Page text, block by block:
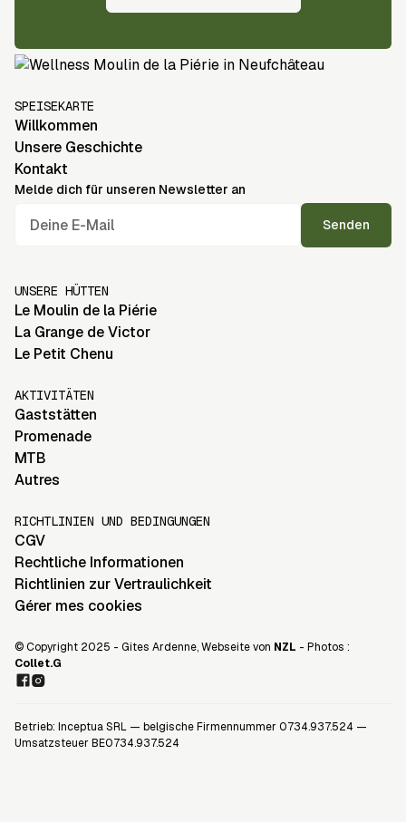
SPEISEKARTE
Willkommen
Unsere Geschichte
Kontakt
Melde dich für unseren Newsletter an
UNSERE HÜTTEN
Le Moulin de la Piérie
La Grange de Victor
Le Petit Chenu
AKTIVITÄTEN
Gaststätten
Promenade
MTB
Autres
RICHTLINIEN UND BEDINGUNGEN
CGV
Rechtliche Informationen
Richtlinien zur Vertraulichkeit
Gérer mes cookies
© Copyright 2025 - Gites Ardenne, Webseite von NZL - Photos :
Collet.G
Betrieb: Inceptua SRL — belgische Firmennummer 0734.937.524 —
Umsatzsteuer BE0734.937.524